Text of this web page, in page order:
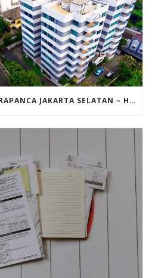
SEWA APARTEMEN PRAPANCA JAKARTA SELATAN – HUNIAN STRATEGIS & NYAMAN